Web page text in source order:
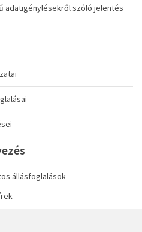
adatigénylésekről szóló jelentés
állásfoglalások